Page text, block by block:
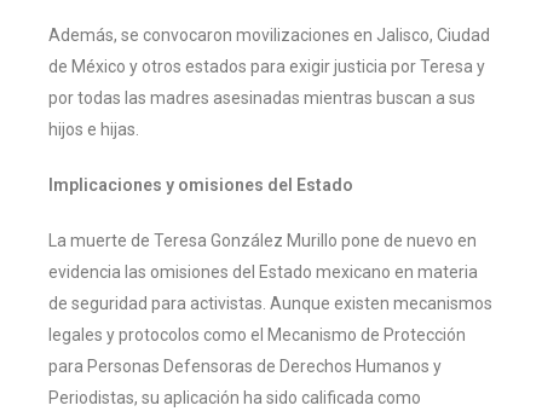
Además, se convocaron movilizaciones en Jalisco, Ciudad
de México y otros estados para exigir justicia por Teresa y
por todas las madres asesinadas mientras buscan a sus
hijos e hijas.
Implicaciones y omisiones del Estado
La muerte de Teresa González Murillo pone de nuevo en
evidencia las omisiones del Estado mexicano en materia
de seguridad para activistas. Aunque existen mecanismos
legales y protocolos como el Mecanismo de Protección
para Personas Defensoras de Derechos Humanos y
Periodistas, su aplicación ha sido calificada como